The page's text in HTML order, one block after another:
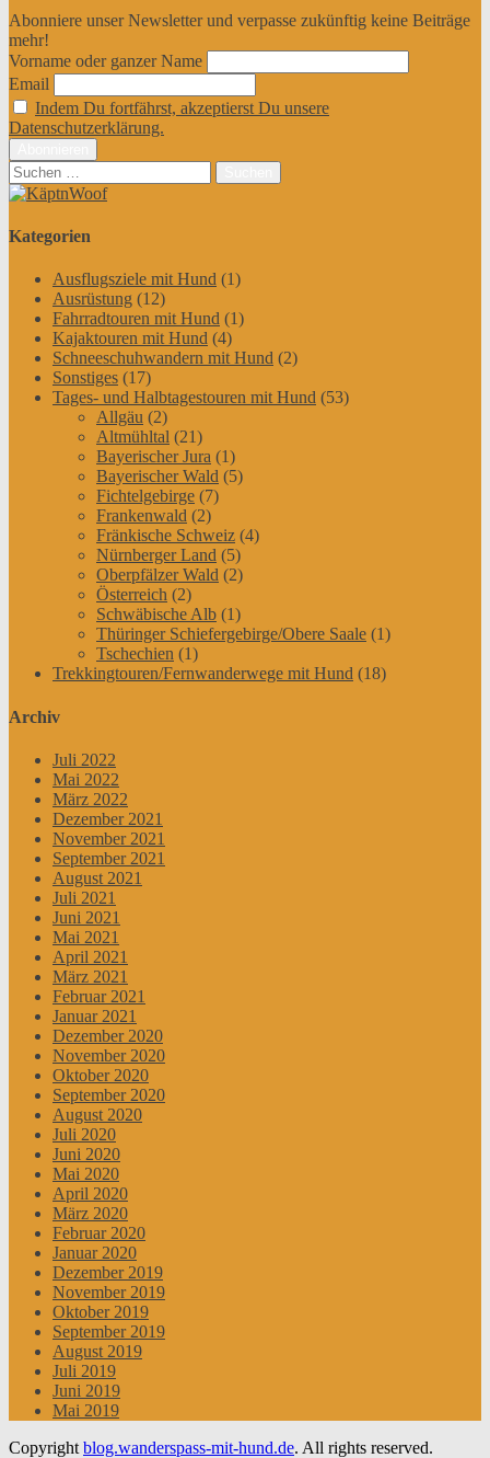
Abonniere unser Newsletter und verpasse zukünftig keine Beiträge
mehr!
Vorname oder ganzer Name
Email
Indem Du fortfährst, akzeptierst Du unsere
Datenschutzerklärung.
Suchen
nach:
Kategorien
Ausflugsziele mit Hund (1)
Ausrüstung (12)
Fahrradtouren mit Hund (1)
Kajaktouren mit Hund (4)
Schneeschuhwandern mit Hund (2)
Sonstiges (17)
Tages- und Halbtagestouren mit Hund (53)
Allgäu (2)
Altmühltal (21)
Bayerischer Jura (1)
Bayerischer Wald (5)
Fichtelgebirge (7)
Frankenwald (2)
Fränkische Schweiz (4)
Nürnberger Land (5)
Oberpfälzer Wald (2)
Österreich (2)
Schwäbische Alb (1)
Thüringer Schiefergebirge/Obere Saale (1)
Tschechien (1)
Trekkingtouren/Fernwanderwege mit Hund (18)
Archiv
Juli 2022
Mai 2022
März 2022
Dezember 2021
November 2021
September 2021
August 2021
Juli 2021
Juni 2021
Mai 2021
April 2021
März 2021
Februar 2021
Januar 2021
Dezember 2020
November 2020
Oktober 2020
September 2020
August 2020
Juli 2020
Juni 2020
Mai 2020
April 2020
März 2020
Februar 2020
Januar 2020
Dezember 2019
November 2019
Oktober 2019
September 2019
August 2019
Juli 2019
Juni 2019
Mai 2019
Copyright blog.wanderspass-mit-hund.de. All rights reserved.